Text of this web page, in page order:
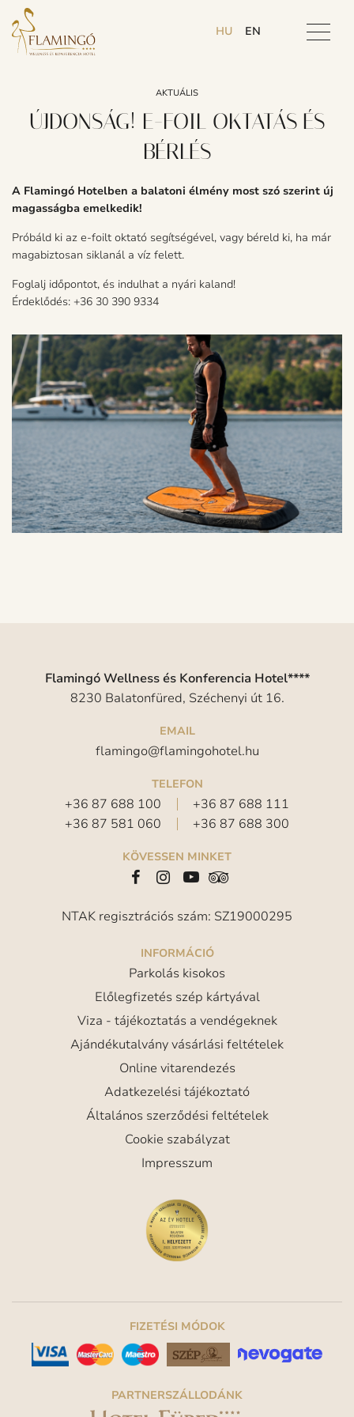
HU EN
AKTUÁLIS
ÚJDONSÁG! E-FOIL OKTATÁS ÉS
BÉRLÉS
A Flamingó Hotelben a balatoni élmény most szó szerint új
magasságba emelkedik!
Próbáld ki az e-foilt oktató segítségével, vagy béreld ki, ha már
magabiztosan siklanál a víz felett.
Foglalj időpontot, és indulhat a nyári kaland!
Érdeklődés: +36 30 390 9334
Flamingó Wellness és Konferencia Hotel****
8230 Balatonfüred, Széchenyi út 16.
EMAIL
flamingo@flamingohotel.hu
TELEFON
+36 87 688 100
+36 87 688 111
+36 87 581 060
+36 87 688 300
KÖVESSEN MINKET
NTAK regisztrációs szám: SZ19000295
INFORMÁCIÓ
Parkolás kisokos
Előlegfizetés szép kártyával
Viza - tájékoztatás a vendégeknek
Ajándékutalvány vásárlási feltételek
Online vitarendezés
Adatkezelési tájékoztató
Általános szerződési feltételek
Cookie szabályzat
Impresszum
FIZETÉSI MÓDOK
PARTNERSZÁLLODÁNK